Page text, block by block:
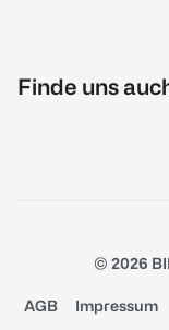
Finde uns
© 2026
AGB Impressum